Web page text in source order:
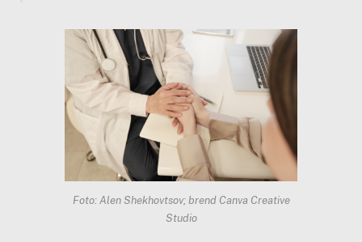
Foto: Alen Shekhovtsov; brend Canva Creative
Studio